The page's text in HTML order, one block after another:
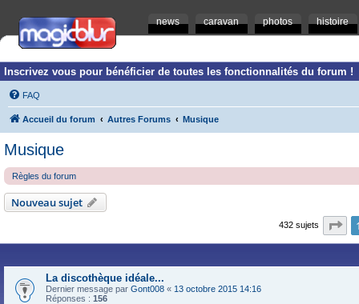
news caravan photos histoire
Inscrivez vous pour bénéficier de toutes les fonctionnalités du forum !
FAQ
Accueil du forum Autres Forums Musique
Musique
Règles du forum
Nouveau sujet
432 sujets
La discothèque idéale...
Dernier message par Gont008 « 13 octobre 2015 14:16
Réponses : 156